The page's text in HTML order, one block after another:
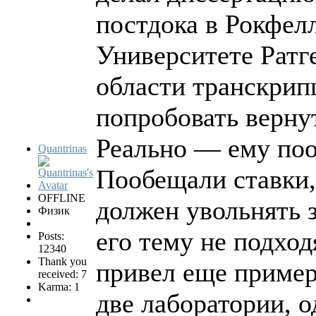
Quantrinas
OFFLINE
Физик
Posts:
12340
Thank you
received: 7
Karma: 1
постдока в
Университете
области
попробовать
Реально — ему
Пообещали
должен увольнять
его тему не
привел еще
две лаборатории,